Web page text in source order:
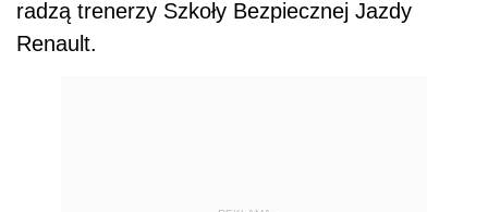
radzą trenerzy Szkoły Bezpiecznej Jazdy
Renault.